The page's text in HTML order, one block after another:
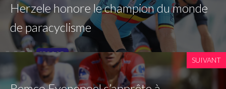
Herzele honore le champion du monde
de paracyclisme
SUIVANT